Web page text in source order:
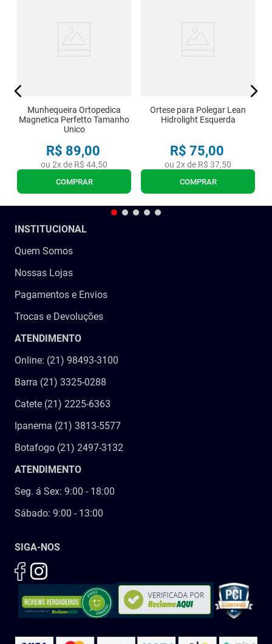
Munhequeira Ortopedica
Magnetica Perfetto Tamanho
Unico
R$ 89,00
ou 2x de R$ 44,50
COMPRAR
Ortese para Polegar Lean
Hidrolight Esquerda
R$ 75,00
ou 2x de R$ 37,50
COMPRAR
INSTITUCIONAL
Quem Somos
Nossas Lojas
Pagamentos e Envios
Trocas e Devoluções
ATENDIMENTO
Online: (21) 98493-3100
Barra (21) 3325-0288
Catete (21) 2225-6363
Ipanema (21) 3813-5577
Botafogo (21) 2497-3132
ATENDIMENTO
Seg. á Sex: 9:00 - 18:00
Sábado: 9:00 - 13:00
SIGA-NOS